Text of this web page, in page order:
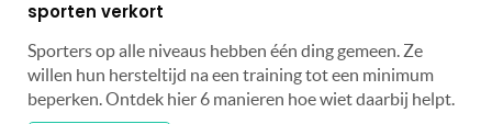
sporten verkort
Sporters op alle niveaus hebben één ding gemeen. Ze
willen hun hersteltijd na een training tot een minimum
beperken. Ontdek hier 6 manieren hoe wiet daarbij helpt.